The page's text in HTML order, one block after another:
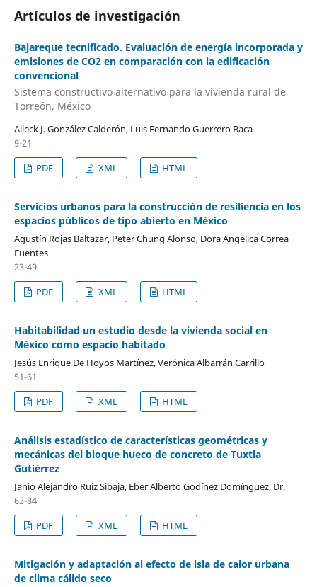
Artículos de investigación
Bajareque tecnificado. Evaluación de energía incorporada y
emisiones de CO2 en comparación con la edificación
convencional
Sistema constructivo alternativo para la vivienda rural de
Torreón, México
Alleck J. González Calderón, Luis Fernando Guerrero Baca
9-21
PDF
XML HTML
Servicios urbanos para la construcción de resiliencia en los
espacios públicos de tipo abierto en México
Agustín Rojas Baltazar, Peter Chung Alonso, Dora Angélica Correa
Fuentes
23-49
PDF
XML HTML
Habitabilidad un estudio desde la vivienda social en
México como espacio habitado
Jesús Enrique De Hoyos Martínez, Verónica Albarrán Carrillo
51-61
PDF
XML HTML
Análisis estadístico de características geométricas y
mecánicas del bloque hueco de concreto de Tuxtla
Gutiérrez
Janio Alejandro Ruiz Sibaja, Eber Alberto Godínez Domínguez, Dr.
63-84
PDF
XML HTML
Mitigación y adaptación al efecto de isla de calor urbana
de clima cálido seco